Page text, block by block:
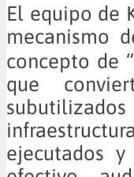
El equipo de
mecanismo
concepto de
que
ejecutados